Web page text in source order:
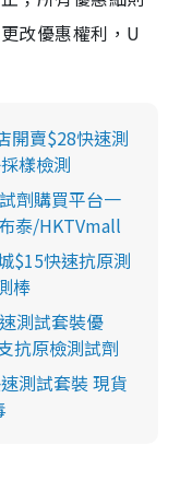
改優惠權利，U
開賣$28快速測
樣檢測
劑購買平台一
泰/HKTVmall
$15快速抗原測
棒
測試套裝優
抗原檢測試劑
測試套裝 現貨